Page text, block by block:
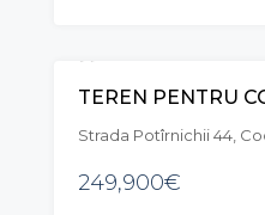
Strada Potîrnichii 44,
249,900€